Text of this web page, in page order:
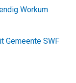
Workum
Gemeente SWF